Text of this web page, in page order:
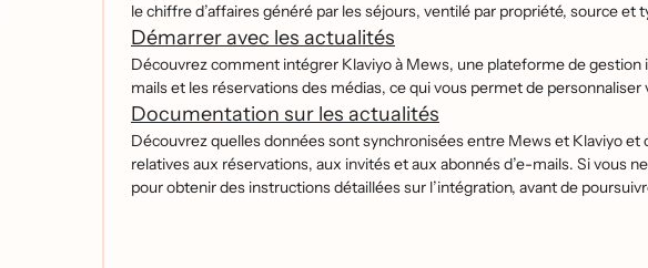
le chiffre d’affaires généré par les séjours, ventilé par propriété, source et
Démarrer avec les actualités
Découvrez comment intégrer Klaviyo à Mews, une plateforme de
mails et les réservations des médias, ce qui vous permet de
Documentation sur les actualités
Découvrez quelles données sont synchronisées entre Mews et Klaviyo
relatives aux réservations, aux invités et aux abonnés d’e-mails. Si vous
pour obtenir des instructions détaillées sur l’intégration, avant de